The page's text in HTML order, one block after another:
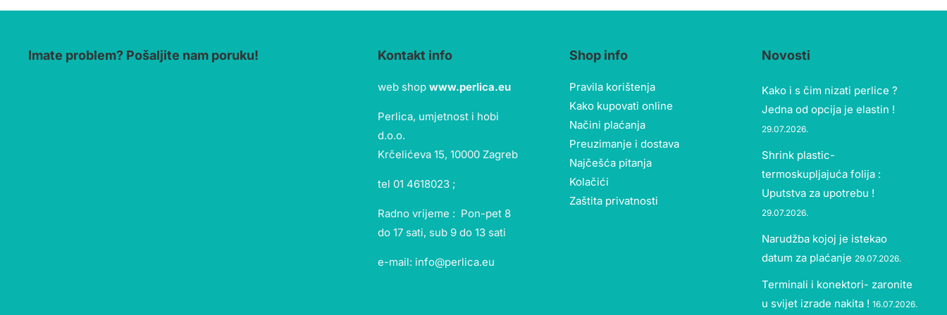
Imate problem? Pošaljite nam poruku! Kontakt info
web shop www.perlica.eu
Perlica, umjetnost i hobi
d.o.o.
Krčelićeva 15, 10000 Zagreb
tel 01 4618023 ;
Radno vrijeme : Pon-pet 8
do 17 sati, sub 9 do 13 sati
e-mail: info@perlica.eu
Shop info
Pravila korištenja
Kako kupovati online
Načini plaćanja
Preuzimanje i dostava
Najčešća pitanja
Kolačići
Zaštita privatnosti
Novosti
Kako i s čim nizati perlice ?
Jedna od opcija je elastin !
29.07.2026.
Shrink plastic-
termoskupljajuća folija :
Uputstva za upotrebu !
29.07.2026.
Narudžba kojoj je istekao
datum za plaćanje 29.07.2026.
Terminali i konektori- zaronite
u svijet izrade nakita ! 16.07.2026.